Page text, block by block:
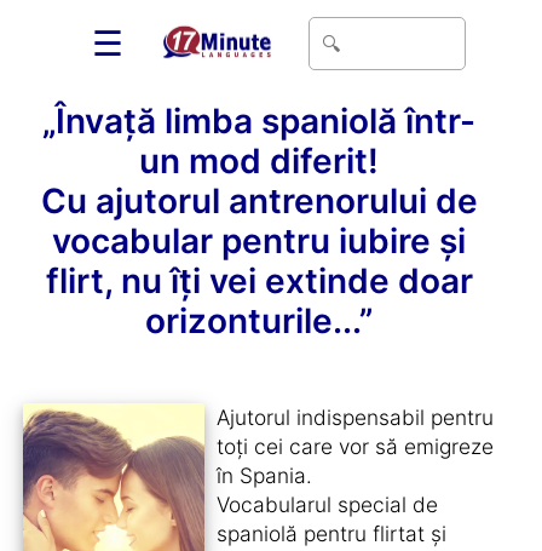
☰
„Învață limba spaniolă într-
un mod diferit!
Cu ajutorul antrenorului de
vocabular pentru iubire și
flirt, nu îți vei extinde doar
orizonturile...”
Ajutorul indispensabil pentru
toți cei care vor să emigreze
în Spania.
Vocabularul special de
spaniolă pentru flirtat și